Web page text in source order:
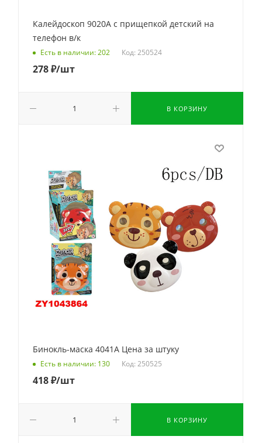
Калейдоскоп 9020A с прищепкой детский на
телефон в/к
Есть в наличии: 202 Код: 250524
278₽/шт
В КОРЗИНУ
Бинокль-маска 4041A Цена за штуку
Есть в наличии: 130 Код: 250525
418₽/шт
В КОРЗИНУ